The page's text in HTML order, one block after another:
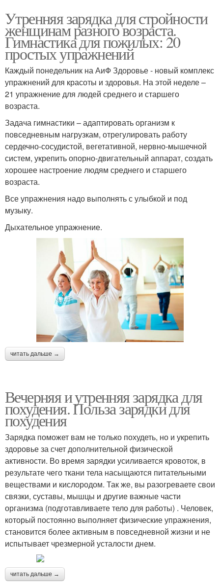
Утренняя зарядка для стройности
женщинам разного возраста.
Гимнастика для пожилых: 20
простых упражнений
Каждый понедельник на АиФ Здоровье - новый комплекс
упражнений для красоты и здоровья. На этой неделе –
21 упражнение для людей среднего и старшего
возраста.
Задача гимнастики – адаптировать организм к
повседневным нагрузкам, отрегулировать работу
сердечно-сосудистой, вегетативной, нервно-мышечной
систем, укрепить опорно-двигательный аппарат, создать
хорошее настроение людям среднего и старшего
возраста.
Все упражнения надо выполнять с улыбкой и под
музыку.
Дыхательное упражнение.
читать дальше →
Вечерняя и утренняя зарядка для
похудения. Польза зарядки для
похудения
Зарядка поможет вам не только похудеть, но и укрепить
здоровье за счет дополнительной физической
активности. Во время зарядки усиливается кровоток, в
результате чего ткани тела насыщаются питательными
веществами и кислородом. Так же, вы разогреваете свои
связки, суставы, мышцы и другие важные части
организма (подготавливаете тело для работы) . Человек,
который постоянно выполняет физические упражнения,
становится более активным в повседневной жизни и не
испытывает чрезмерной усталости днем.
читать дальше →